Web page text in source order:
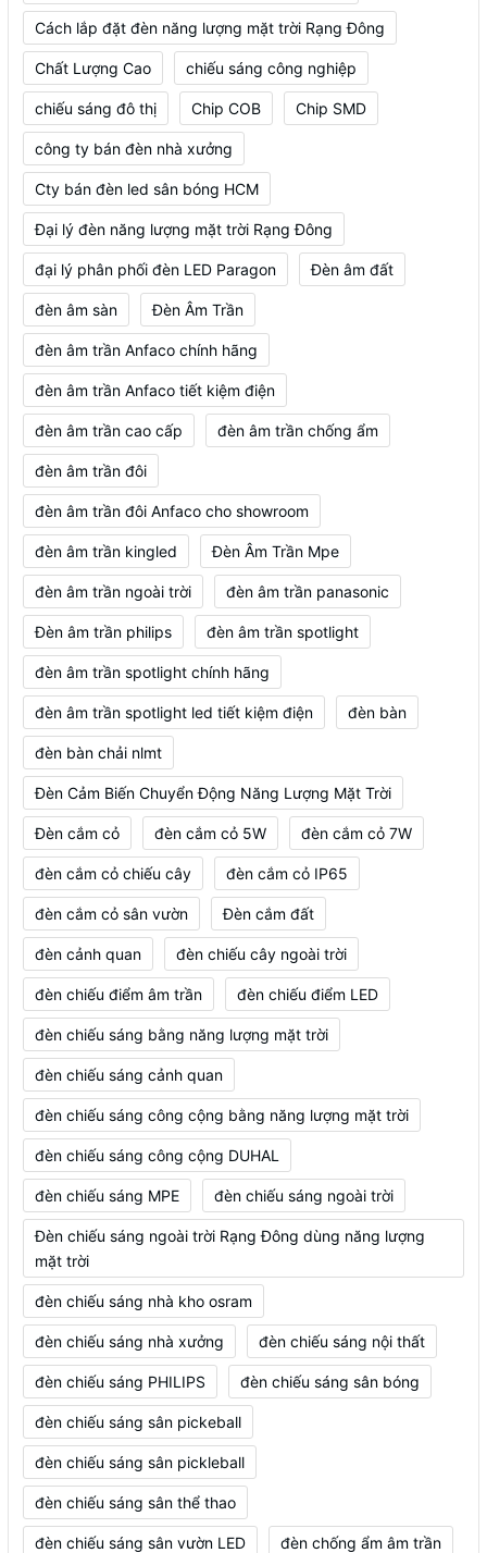
Cách lắp đặt đèn năng lượng mặt trời Rạng Đông
Chất Lượng Cao chiếu sáng công nghiệp
chiếu sáng đô thị Chip COB Chip SMD
công ty bán đèn nhà xưởng
Cty bán đèn led sân bóng HCM
Đại lý đèn năng lượng mặt trời Rạng Đông
đại lý phân phối đèn LED Paragon Đèn âm đất
đèn âm sàn Đèn Âm Trần
đèn âm trần Anfaco chính hãng
đèn âm trần Anfaco tiết kiệm điện
đèn âm trần cao cấp đèn âm trần chống ẩm
đèn âm trần đôi
đèn âm trần đôi Anfaco cho showroom
đèn âm trần kingled Đèn Âm Trần Mpe
đèn âm trần ngoài trời đèn âm trần panasonic
Đèn âm trần philips đèn âm trần spotlight
đèn âm trần spotlight chính hãng
đèn âm trần spotlight led tiết kiệm điện đèn bàn
đèn bàn chải nlmt
Đèn Cảm Biến Chuyển Động Năng Lượng Mặt Trời
Đèn cắm cỏ đèn cắm cỏ 5W đèn cắm cỏ 7W
đèn cắm cỏ chiếu cây đèn cắm cỏ IP65
đèn cắm cỏ sân vườn Đèn cắm đất
đèn cảnh quan đèn chiếu cây ngoài trời
đèn chiếu điểm âm trần đèn chiếu điểm LED
đèn chiếu sáng bằng năng lượng mặt trời
đèn chiếu sáng cảnh quan
đèn chiếu sáng công cộng bằng năng lượng mặt trời
đèn chiếu sáng công cộng DUHAL
đèn chiếu sáng MPE đèn chiếu sáng ngoài trời
Đèn chiếu sáng ngoài trời Rạng Đông dùng năng lượng
mặt trời
đèn chiếu sáng nhà kho osram
đèn chiếu sáng nhà xưởng đèn chiếu sáng nội thất
đèn chiếu sáng PHILIPS đèn chiếu sáng sân bóng
đèn chiếu sáng sân pickeball
đèn chiếu sáng sân pickleball
đèn chiếu sáng sân thể thao
đèn chiếu sáng sân vườn LED đèn chống ẩm âm trần